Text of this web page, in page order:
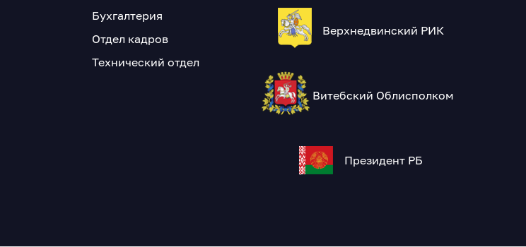
Бухгалтерия
Отдел кадров
Технический отдел
Верхнедвинский РИК
Витебский Облисполком
Президент РБ